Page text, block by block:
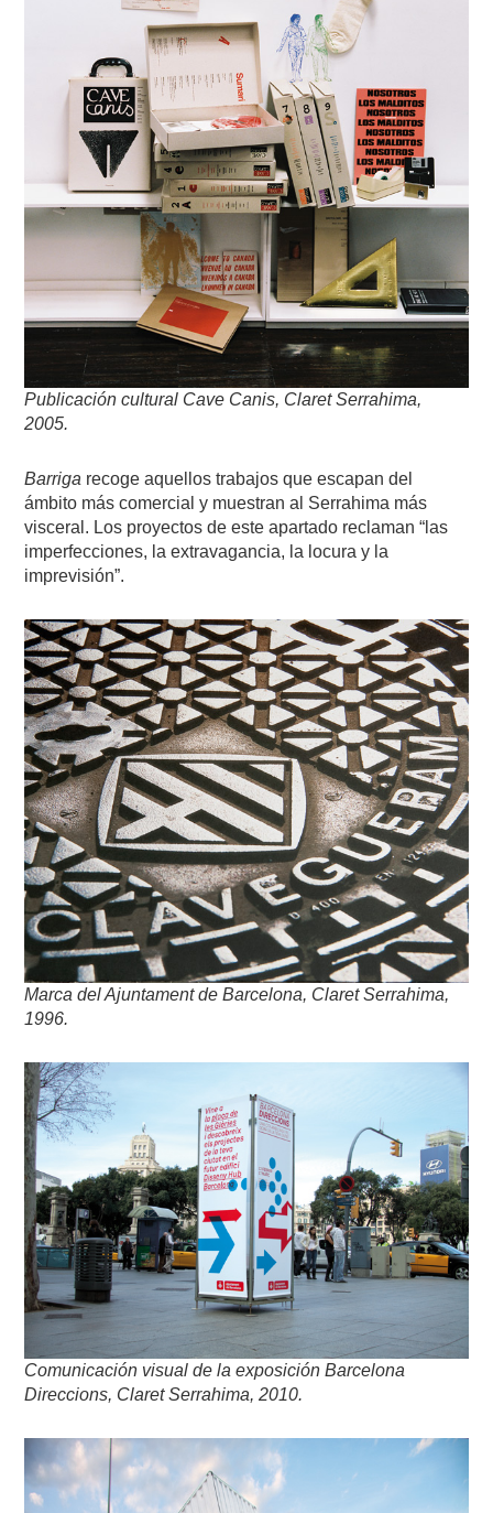
Publicación cultural Cave Canis, Claret Serrahima,
2005.
Barriga recoge aquellos trabajos que escapan del
ámbito más comercial y muestran al Serrahima más
visceral. Los proyectos de este apartado reclaman “las
imperfecciones, la extravagancia, la locura y la
imprevisión”.
Marca del Ajuntament de Barcelona, Claret Serrahima,
1996.
Comunicación visual de la exposición Barcelona
Direccions, Claret Serrahima, 2010.